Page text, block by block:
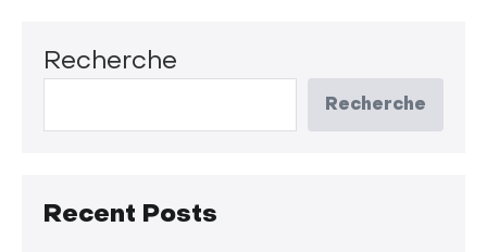
Recherche
Recherche
Recent Posts